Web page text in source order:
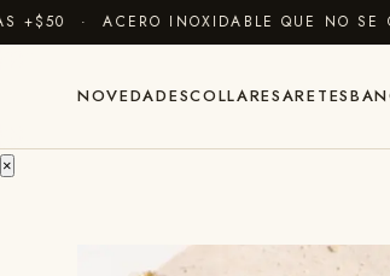
· ACERO INOXIDABLE QUE NO SE
NOVEDADESCOLLARESARETES
×